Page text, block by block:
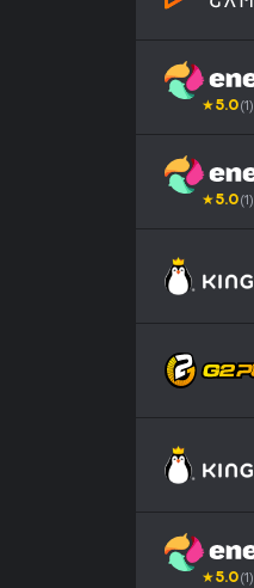
★5.0(1)
★5.0(1)
★5.0(1)